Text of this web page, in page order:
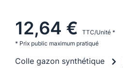
12,64 €
TTC/Unité *
* Prix public maximum pratiqué
Colle gazon synthétique